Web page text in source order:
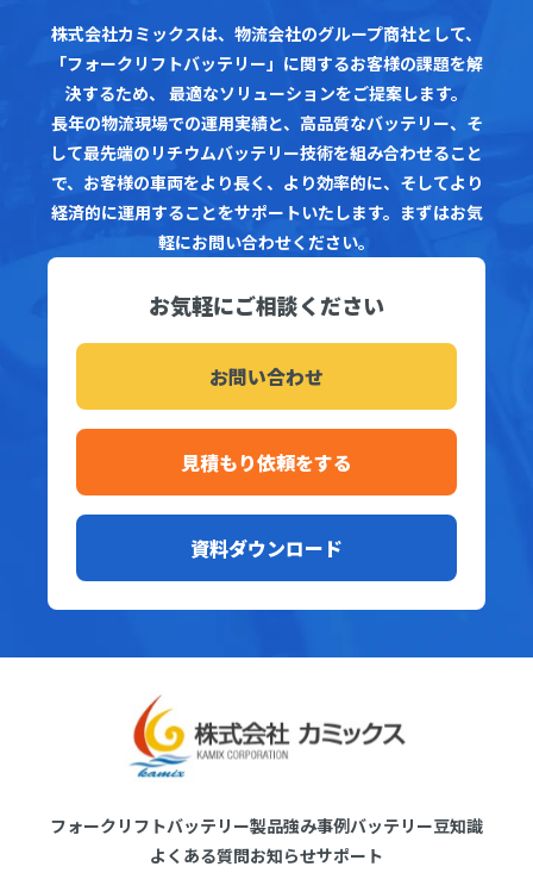
株式会社カミックスは、物流会社のグループ商社として、
「フォークリフトバッテリー」に関するお客様の課題を解
決するため、 最適なソリューションをご提案します。
長年の物流現場での運用実績と、高品質なバッテリー、そ
して最先端のリチウムバッテリー技術を組み合わせること
で、お客様の車両をより長く、より効率的に、そしてより
経済的に運用することをサポートいたします。まずはお気
軽にお問い合わせください。
お気軽にご相談ください
お問い合わせ
見積もり依頼をする
資料ダウンロード
フォークリフトバッテリー製品強み事例バッテリー豆知識
よくある質問お知らせサポート